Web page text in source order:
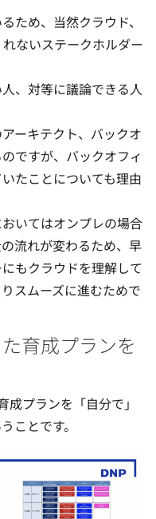
ため、当然クラウド、
ないステークホルダー
、対等に議論できる人
ーキテクト、バックオ
ですが、バックオフィ
たことについても理由
いてはオンプレの場合
流れが変わるため、早
もクラウドを理解して
スムーズに進むためで
育成プランを
プランを「自分で」
ことです。